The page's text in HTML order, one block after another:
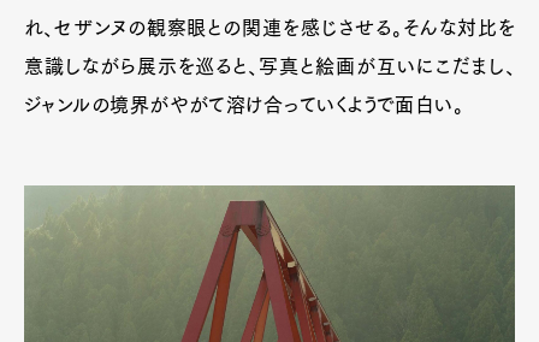
れ、セザンヌの観察眼との関連を感じさせる。そんな対比を
意識しながら展示を巡ると、写真と絵画が互いにこだまし、
ジャンルの境界がやがて溶け合っていくようで面白い。